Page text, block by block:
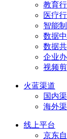
教育
医疗
智能
数据
数据
企业
视频
火蓝渠道
国内
海外
线上平台
京东